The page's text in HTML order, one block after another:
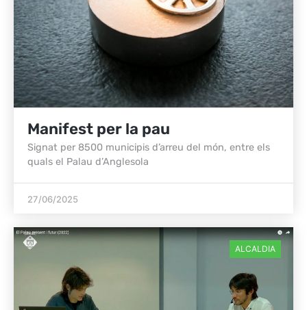
Manifest per la pau
Signat per 8500 municipis d’arreu del món, entre els
quals el Palau d’Anglesola
27/06/2025
ALCALDIA